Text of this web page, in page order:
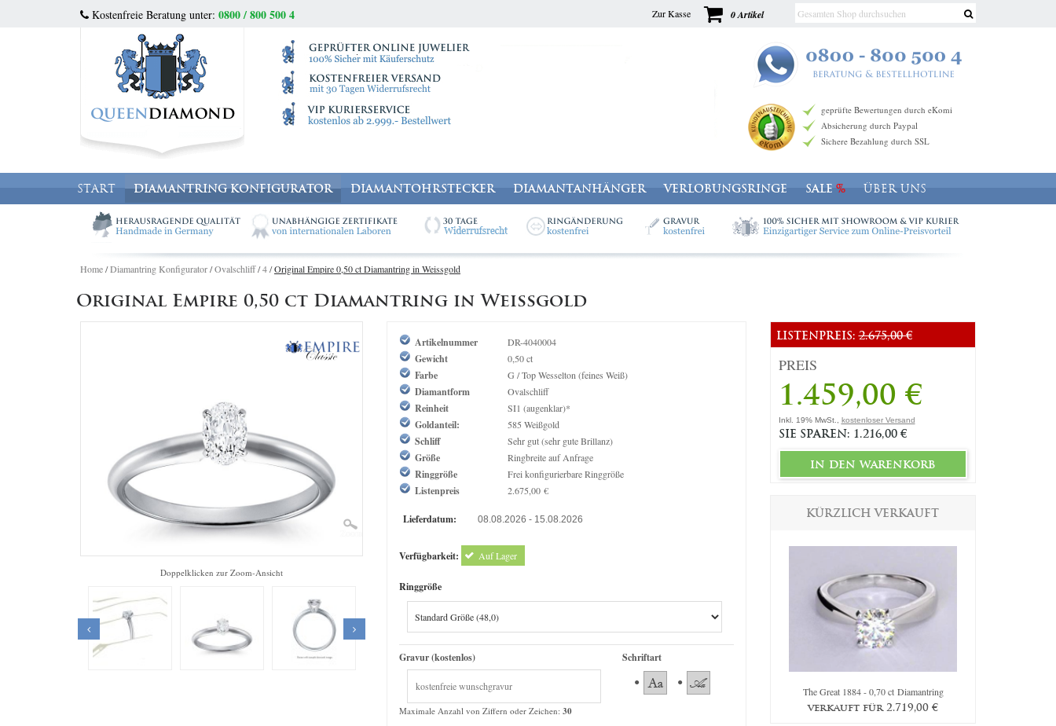
Kostenfreie Beratung unter: 0800 / 800 500 4 0 Artikel
Zur Kasse
geprüfte Bewertungen durch eKomi
Absicherung durch Paypal
Sichere Bezahlung durch SSL
START DIAMANTRING KONFIGURATOR DIAMANTOHRSTECKER DIAMANTANHÄNGER VERLOBUNGSRINGE SALE ÜBER UNS
Home/Diamantring Konfigurator/Ovalschliff/4/Original Empire 0,50 ct Diamantring in Weissgold
Original Empire 0,50 ct Diamantring in Weissgold
Zoom
Doppelklicken zur Zoom-Ansicht
Artikelnummer DR-4040004
Gewicht 0,50 ct
Farbe G / Top Wesselton (feines Weiß)
Diamantform Ovalschliff
Reinheit SI1 (augenklar)*
Goldanteil: 585 Weißgold
Schliff Sehr gut (sehr gute Brillanz)
Größe Ringbreite auf Anfrage
Ringgröße Frei konfigurierbare Ringgröße
Listenpreis 2.675,00 €
Lieferdatum: 08.08.2026 - 15.08.2026
Verfügbarkeit: Auf Lager
Ringgröße
Gravur (kostenlos)
Maximale Anzahl von Ziffern oder Zeichen: 30
Schriftart
LISTENPREIS:2.675,00 €
PREIS
1.459,00 €
Inkl. 19% MwSt., kostenloser Versand
SIE SPAREN: 1.216,00 €
in den warenkorb
KÜRZLICH VERKAUFT
The Queen Diamond 1,50 ct Diamantring
verkauft für8.169,00€
The Queen Diamond 0,50ct Diamantring The Great 1884 - 0,70 ct Diamantring
verkauft für2.719,00 €